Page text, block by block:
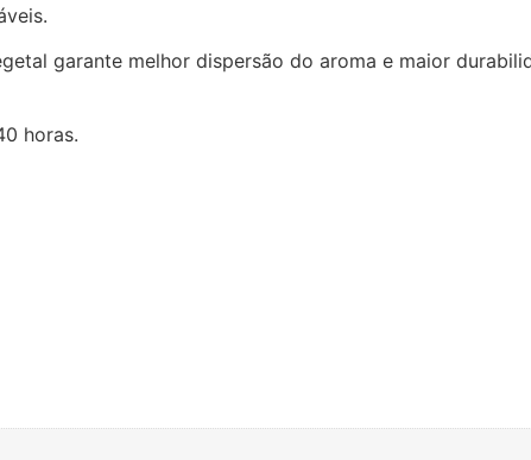
garante melhor dispersão do aroma e maior
horas.